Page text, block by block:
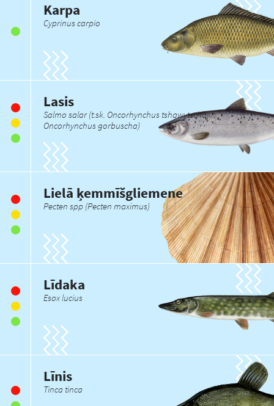
Karpa
Cyprinus carpio
Lasis
Salmo salar (t.sk. Oncorhynchus tshawytscha,
Oncorhynchus gorbuscha)
Lielā ķemmīšgliemene
Pecten spp (Pecten maximus)
Līdaka
Esox lucius
Līnis
Tinca tinca